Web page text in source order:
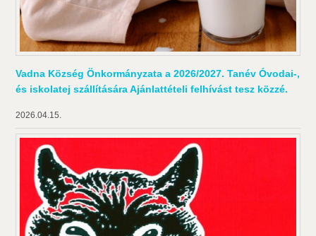
Vadna Község Önkormányzata a 2026/2027. Tanév Óvodai-,
és iskolatej szállítására Ajánlattételi felhívást tesz közzé.
2026.04.15.